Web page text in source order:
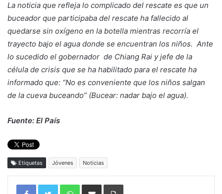
La noticia que refleja lo complicado del rescate es que un
buceador que participaba del rescate ha fallecido al
quedarse sin oxígeno en la botella mientras recorría el
trayecto bajo el agua donde se encuentran los niños. Ante
lo sucedido el gobernador de Chiang Rai y jefe de la
célula de crisis que se ha habilitado para el rescate ha
informado que: “No es conveniente que los niños salgan
de la cueva buceando” (Bucear: nadar bajo el agua).
Fuente: El País
Etiquetas Jóvenes Noticias
WhatsAppCompartir por correo electrónicoImprimir